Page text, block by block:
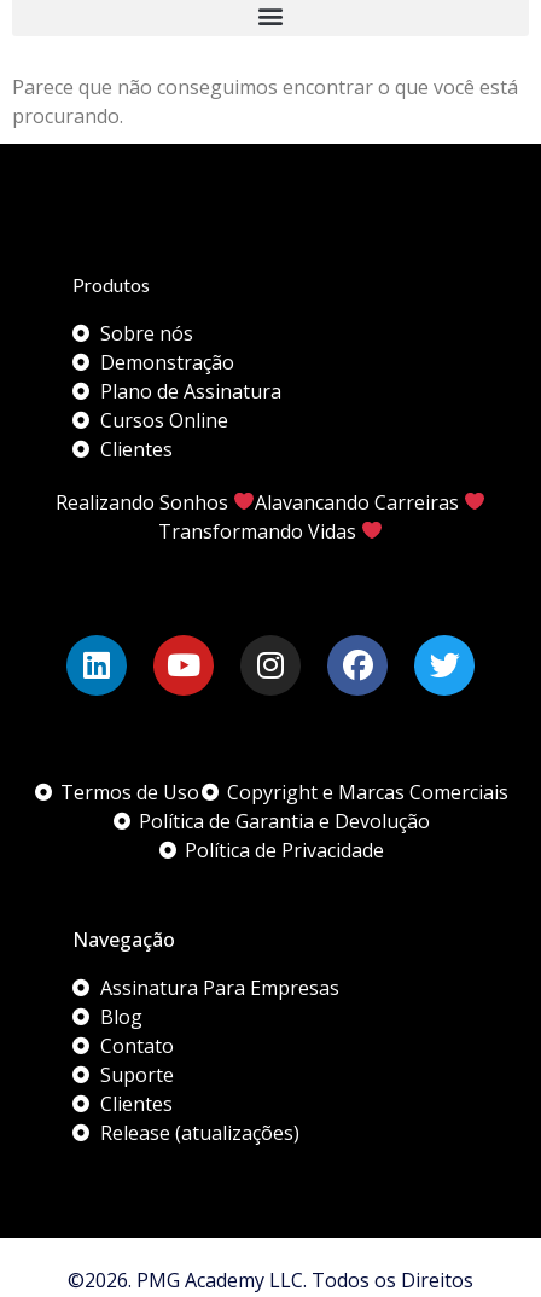
Parece que não conseguimos encontrar o que você está
procurando.
Produtos
Sobre nós
Demonstração
Plano de Assinatura
Cursos Online
Clientes
Realizando Sonhos
Alavancando Carreiras
Transformando Vidas
Termos de Uso
Copyright e Marcas Comerciais
Política de Garantia e Devolução
Política de Privacidade
Navegação
Assinatura Para Empresas
Blog
Contato
Suporte
Clientes
Release (atualizações)
©2026. PMG Academy LLC. Todos os Direitos